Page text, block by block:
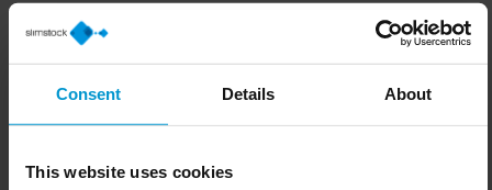
Consent Details About
This website uses cookies
och kund.
Även mindre överväganden, som olika artikelkoder, kan
ha en förödande inverkan på era möjligheter att lyckas.
Kommunikation är nyckeln, precis som i de flesta andra
ni vara redo. Sättet att veta om det är möjligt är att testa